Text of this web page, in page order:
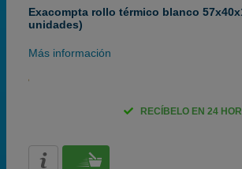
Exacompta rollo térmico blanco
unidades)
Más información
RECÍBELO EN 24